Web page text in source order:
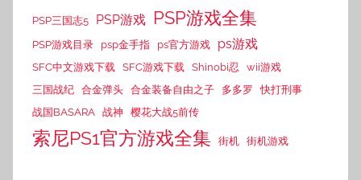
PSP三国志5 PSP游戏 PSP游戏全集
PSP游戏目录 psp金手指 ps官方游戏 ps游戏
SFC中文游戏下载 SFC游戏下载 Shinobi忍
wii游戏
三国战纪 合金弹头 合金装备自由之子 多多罗
快打刑事
战国BASARA 战神 樱花大战5前传
索尼PS1官方游戏全集 街机 街机游戏